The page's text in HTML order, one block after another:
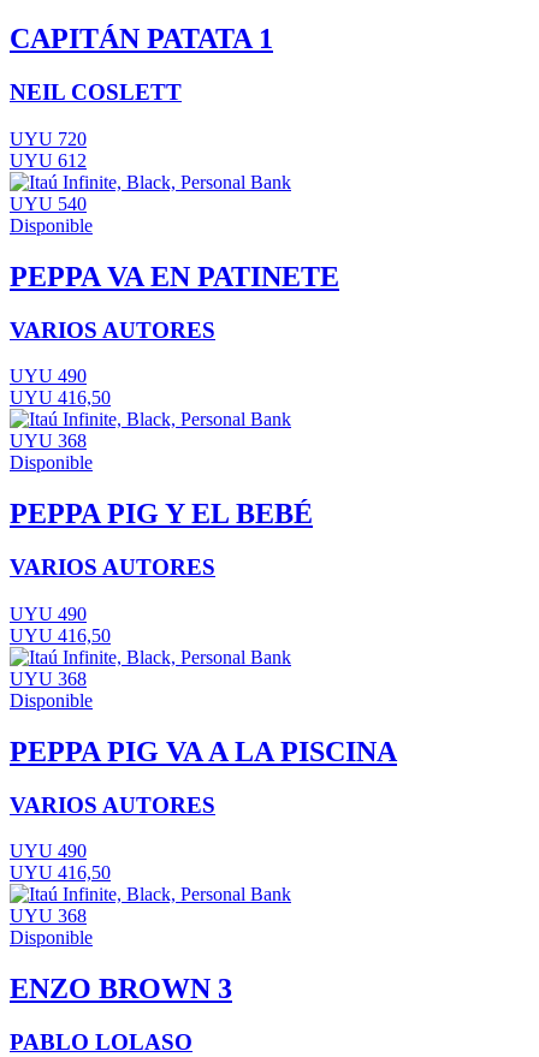
CAPITÁN PATATA 1
NEIL COSLETT
UYU 720
UYU 612
UYU 540
Disponible
PEPPA VA EN PATINETE
VARIOS AUTORES
UYU 490
UYU 416,50
UYU 368
Disponible
PEPPA PIG Y EL BEBÉ
VARIOS AUTORES
UYU 490
UYU 416,50
UYU 368
Disponible
PEPPA PIG VA A LA PISCINA
VARIOS AUTORES
UYU 490
UYU 416,50
UYU 368
Disponible
ENZO BROWN 3
PABLO LOLASO